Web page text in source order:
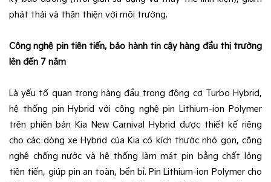
phát thải và thân thiện với môi trường.
Công nghệ pin tiên tiến, bảo hành tin cậy hàng đầu thị trường
lên đến 7 năm
Là yếu tố quan trọng hàng đầu trong động cơ Turbo Hybrid,
hệ thống pin Hybrid với công nghệ pin Lithium-ion Polymer
trên phiên bản Kia New Carnival Hybrid được thiết kế riêng
cho các dòng xe Hybrid của Kia có kích thước nhỏ gọn, công
nghệ chống nước và hệ thống làm mát pin bằng chất lỏng
tiên tiến, giúp pin an toàn, bền bỉ. Pin Lithium-ion Polymer cho